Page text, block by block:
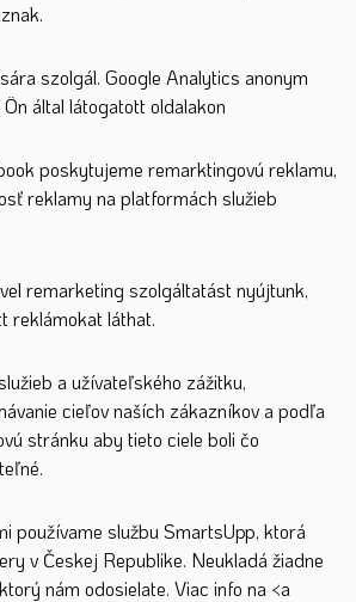
szolgál. Google Analytics anonym
által látogatott oldalakon
poskytujeme remarktingovú reklamu,
reklamy na platformách služieb
remarketing szolgáltatást nyújtunk,
reklámokat láthat.
a užívateľského zážitku,
cieľov naších zákazníkov a podľa
stránku aby tieto ciele boli čo
používame službu SmartsUpp, ktorá
v Českej Republike. Neukladá žiadne
nám odosielate. Viac info na <a